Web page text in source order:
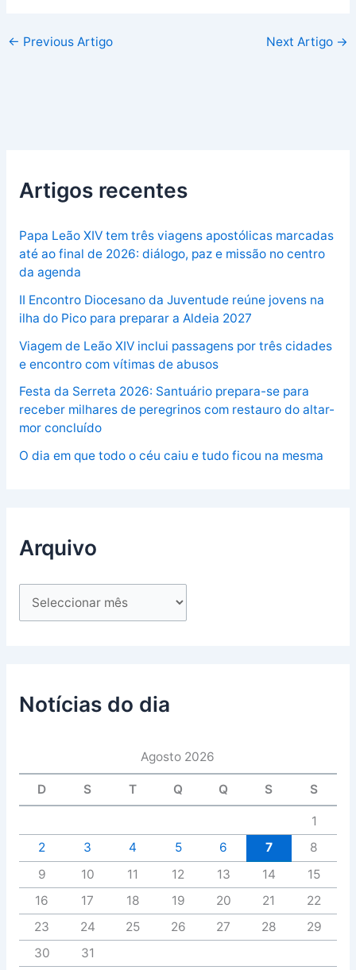
← Previous Artigo Next Artigo →
Artigos recentes
Papa Leão XIV tem três viagens apostólicas marcadas
até ao final de 2026: diálogo, paz e missão no centro
da agenda
II Encontro Diocesano da Juventude reúne jovens na
ilha do Pico para preparar a Aldeia 2027
Viagem de Leão XIV inclui passagens por três cidades
e encontro com vítimas de abusos
Festa da Serreta 2026: Santuário prepara-se para
receber milhares de peregrinos com restauro do altar-
mor concluído
O dia em que todo o céu caiu e tudo ficou na mesma
Arquivo
Notícias do dia
Agosto 2026
D S T Q Q S S
1
2
3 4 5 6 7
8
9
10 11 12 13 14
15
16
17 18 19 20 21
22
23
24 25 26 27 28
29
30
31